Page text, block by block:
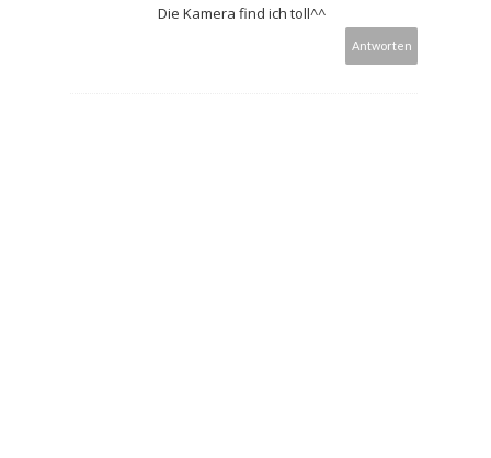
Die Kamera find ich toll^^
Antworten